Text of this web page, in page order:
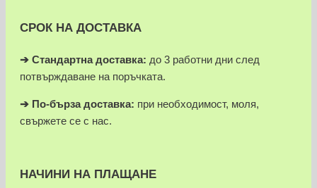
СРОК НА ДОСТАВКА
➔ Стандартна доставка: до 3 работни дни след
потвърждаване на поръчката.
➔ По-бърза доставка: при необходимост, моля,
свържете се с нас.
НАЧИНИ НА ПЛАЩАНЕ